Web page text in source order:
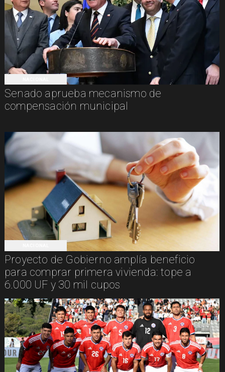
Senado aprueba mecanismo de
compensación municipal
Proyecto de Gobierno amplía beneficio
para comprar primera vivienda: tope a
6.000 UF y 30 mil cupos